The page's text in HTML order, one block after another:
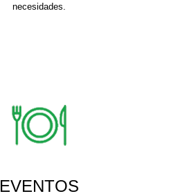
necesidades.
EVENTOS